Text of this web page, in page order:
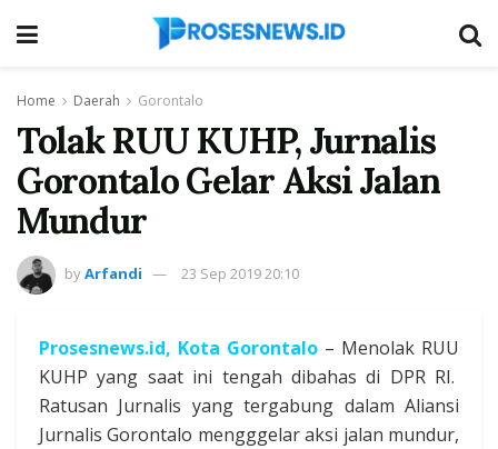
Home Daerah Gorontalo
Tolak RUU KUHP, Jurnalis
Gorontalo Gelar Aksi Jalan
Mundur
byArfandi 23 Sep 2019 20:10
Prosesnews.id, Kota Gorontalo – Menolak RUU
KUHP yang saat ini tengah dibahas di DPR RI.
Ratusan Jurnalis yang tergabung dalam Aliansi
Jurnalis Gorontalo mengggelar aksi jalan mundur,